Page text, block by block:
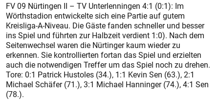
FV 09 Nürtingen II – TV Unterlenningen 4:1 (0:1): Im
Wörthstadion entwickelte sich eine Partie auf gutem
Kreisliga-A-Niveau. Die Gäste fanden schneller und besser
ins Spiel und führten zur Halbzeit verdient 1:0). Nach dem
Seitenwechsel waren die Nürtinger kaum wieder zu
erkennen. Sie kontrollierten fortan das Spiel und erzielten
auch die notwendigen Treffer um das Spiel noch zu drehen.
Tore: 0:1 Patrick Hustoles (34.), 1:1 Kevin Sen (63.), 2:1
Michael Schäfer (71.), 3:1 Michael Hanninger (74.), 4:1 Sen
(78.).